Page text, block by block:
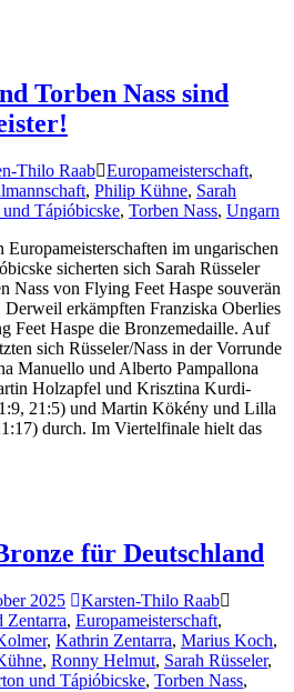
Torben Nass sind
Thilo Raab Europameisterschaft,
, Philip Kühne, Sarah
Tápióbicske, Torben Nass, Ungarn
im ungarischen
sicherten sich Sarah Rüsseler
Nass von Flying Feet Haspe souverän
erkämpften Franziska Oberlies
Feet Haspe die Bronzemedaille. Auf
sich Rüsseler/Nass in der Vorrunde
Manuello und Alberto Pampallona
Holzapfel und Krisztina Kurdi-
21:5) und Martin Kökény und Lilla
durch. Im Viertelfinale hielt das
für Deutschland
2025
Karsten-Thilo Raab
Zentarra, Europameisterschaft,
, Kathrin Zentarra, Marius Koch,
, Ronny Helmut, Sarah Rüsseler,
und Tápióbicske, Torben Nass,